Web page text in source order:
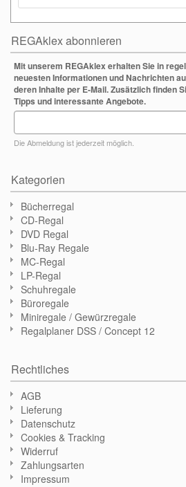
REGAklex abonnieren
Mit unserem REGAklex erhalten Sie in
neuesten Informationen und Nachrichten
deren Inhalte per E-Mail. Zusätzlich finden
Tipps und interessante Angebote.
Die Abmeldung ist jederzeit möglich.
Kategorien
Bücherregal
CD-Regal
DVD Regal
Blu-Ray Regale
MC-Regal
LP-Regal
Schuhregale
Büroregale
Miniregale / Gewürzregale
Regalplaner DSS / Concept 12
Rechtliches
AGB
Lieferung
Datenschutz
Cookies & Tracking
Widerruf
Zahlungsarten
Impressum